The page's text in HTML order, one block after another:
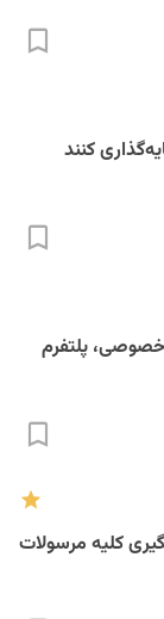
کنند
پلتفرم
کلیه مرسولات